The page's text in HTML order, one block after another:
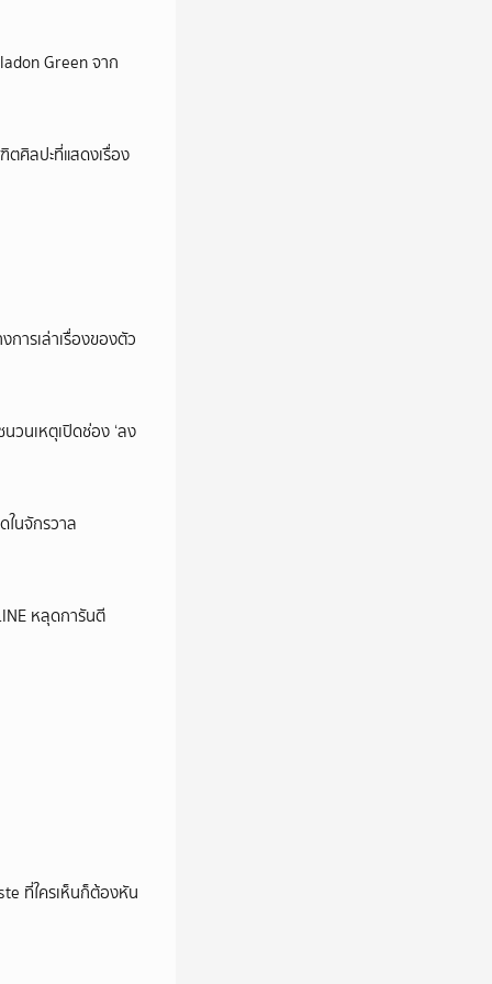
Green จาก
ตศิลปะที่แสดงเรื่อง
ารเล่าเรื่องของตัว
วนเหตุเปิดช่อง ‘ลง
นจักรวาล
หลุดการันตี
ที่ใครเห็นก็ต้องหัน